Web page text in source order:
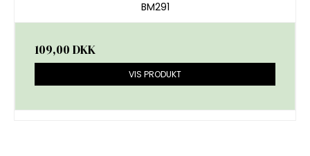
BM291
109,00 DKK
VIS PRODUKT